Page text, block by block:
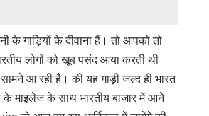
के गाड़ियों के दीवाना हैं। तो आपको तो
लोगों को खूब पसंद आया करती थी
आ रही है। की यह गाड़ी जल्द ही भारत
माइलेज के साथ भारतीय बाजार में आने